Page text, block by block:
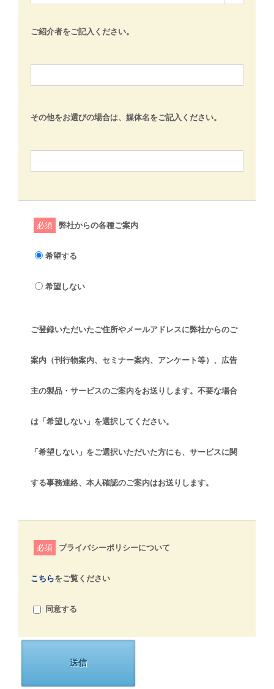
ご紹介者をご記入ください。
その他をお選びの場合は、媒体名をご記入ください。
必須 弊社からの各種ご案内
希望する
希望しない
ご登録いただいたご住所やメールアドレスに弊社からのご
案内（刊行物案内、セミナー案内、アンケート等）、広告
主の製品・サービスのご案内をお送りします。不要な場合
は「希望しない」を選択してください。
「希望しない」をご選択いただいた方にも、サービスに関
する事務連絡、本人確認のご案内はお送りします。
必須 プライバシーポリシーについて
こちらをご覧ください
同意する